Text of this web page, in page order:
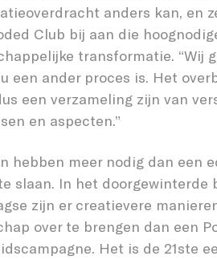
anders kan, en
Club bij aan die
transformatie. “Wij
een ander proces is. Het
een verzameling zijn van
en aspecten.”
hebben meer nodig dan een
slaan. In het doorgewinterde
zijn er creatievere
over te brengen dan een
Het is de 21ste